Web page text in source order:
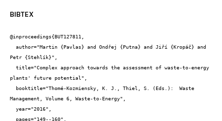
BIBTEX
@inproceedings{BUT127811,
Petr {Stehlík}",
plants' future potential",
Management, Volume 6, Waste-to-Energy",